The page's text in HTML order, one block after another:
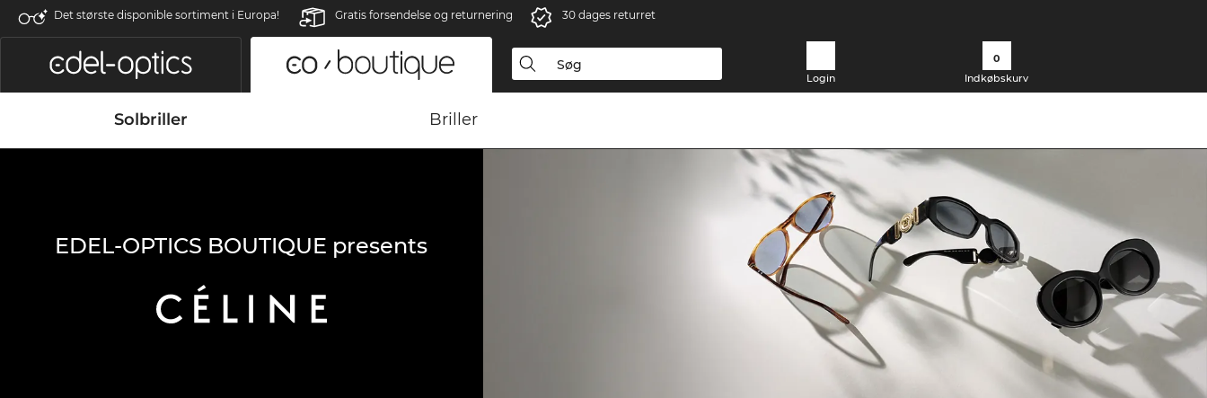
Det største disponible sortiment i Europa! Gratis forsendelse og returnering 30 dages returret
Login
0
Indkøbskurv
Solbriller Briller
EDEL-OPTICS BOUTIQUE presents